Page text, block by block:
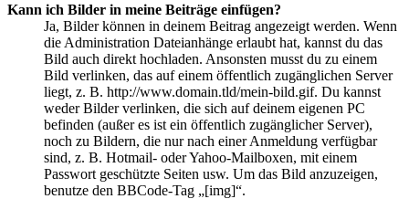
Kann ich Bilder in meine Beiträge einfügen?
Ja, Bilder können in deinem Beitrag angezeigt werden. Wenn
die Administration Dateianhänge erlaubt hat, kannst du das
Bild auch direkt hochladen. Ansonsten musst du zu einem
Bild verlinken, das auf einem öffentlich zugänglichen Server
liegt, z. B. http://www.domain.tld/mein-bild.gif. Du kannst
weder Bilder verlinken, die sich auf deinem eigenen PC
befinden (außer es ist ein öffentlich zugänglicher Server),
noch zu Bildern, die nur nach einer Anmeldung verfügbar
sind, z. B. Hotmail- oder Yahoo-Mailboxen, mit einem
Passwort geschützte Seiten usw. Um das Bild anzuzeigen,
benutze den BBCode-Tag „[img]“.